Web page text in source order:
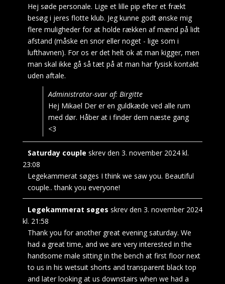
Hej søde personale. Lige et lille pip efter et frækt
besøg i jeres flotte klub. Jeg kunne godt ønske mig
flere muligheder for at holde rækken af mænd på lidt
afstand (måske en snor eller noget - lige som i
lufthavnen). For os er det helt ok at man kigger, men
man skal ikke gå så tæt på at man har fysisk kontakt
uden aftale.
Administrator-svar af: Birgitte
Hej Mikael Der er en guldkæde ved alle rum
med dør. Håber at i finder dem næste gang
<3
Saturday couple skrev den 3. november 2024 kl.
23:08
Legekammerat søges I think we saw you. Beautiful
couple.. thank you everyone!
Legekammerat søges skrev den 3. november 2024
kl. 21:58
Thank you for another great evening saturday. We
had a great time, and we are very interested in the
handsome male sitting in the bench at first floor next
to us in his wetsuit shorts and transparent black top
and later looking at us downstairs when we had a